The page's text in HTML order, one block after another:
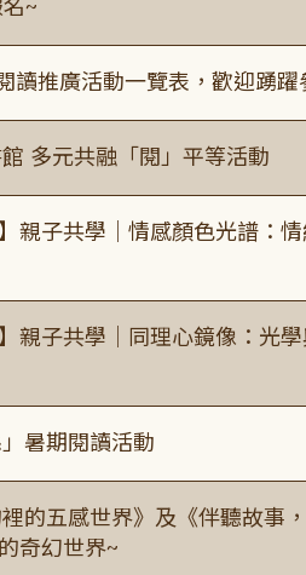
~
讀推廣活動一覽表，歡迎踴躍
館 多元共融「閱」平等活動
親子共學｜情感顏色光譜：
親子共學｜同理心鏡像：光
」暑期閱讀活動
裡的五感世界》及《伴聽故事
奇幻世界~